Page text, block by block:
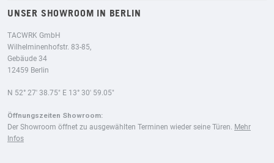
UNSER SHOWROOM IN BERLIN
TACWRK GmbH
Wilhelminenhofstr. 83-85,
Gebäude 34
12459 Berlin
N 52° 27′ 38.75″ E 13° 30′ 59.05″
Öffnungszeiten Showroom:
Der Showroom öffnet zu ausgewählten Terminen wieder seine Türen. Mehr
Infos